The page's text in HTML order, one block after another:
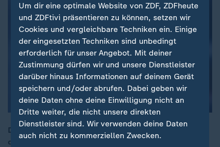
Der Bundestag diskutiert bei der Generaldebatte über
die Gesamtlage Deutschlands, die Rente und den
Um dir eine optimale Website von ZDF, ZDFheute
und ZDFtivi präsentieren zu können, setzen wir
Cookies und vergleichbare Techniken ein. Einige
der eingesetzten Techniken sind unbedingt
erforderlich für unser Angebot. Mit deiner
Zustimmung dürfen wir und unsere Dienstleister
darüber hinaus Informationen auf deinem Gerät
speichern und/oder abrufen. Dabei geben wir
deine Daten ohne deine Einwilligung nicht an
Dritte weiter, die nicht unsere direkten
Dienstleister sind. Wir verwenden deine Daten
auch nicht zu kommerziellen Zwecken.